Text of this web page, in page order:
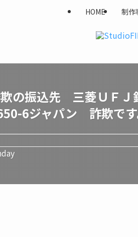
HOME 制作
欺の振込先 三菱Ｕ
6ジャパン 詐欺で